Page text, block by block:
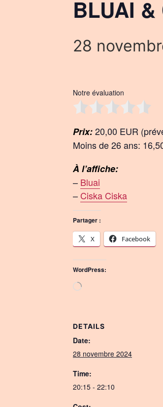
BLUAI
28
Notre évaluation
Prix:20,00 EUR
Moins de 26 ans:
À l’affiche:
– Bluai
– Ciska Ciska
Partager :
X Facebook
WordPress:
Loading…
DETAILS
Date:
28 novembre 2024
Time:
20:15 - 22:10